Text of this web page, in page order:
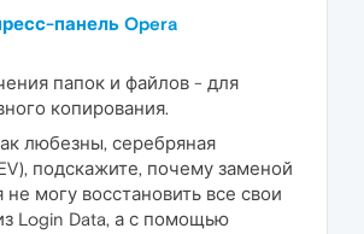
панель Opera
папок и файлов - для
копирования.
любезны, серебряная
подскажите, почему заменой
не могу восстановить все свои
Login Data, а с помощью